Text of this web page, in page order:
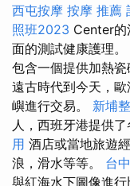
西屯按摩 按摩 推薦
照班2023 Center的
面的測試健康護理。
包含一個提供加熱
遠古時代到今天，
嶼進行交易。 新埔
人，西班牙港提供了
用 酒店或當地旅遊
浪，滑水等等。 台
與紅海水下圖像進行